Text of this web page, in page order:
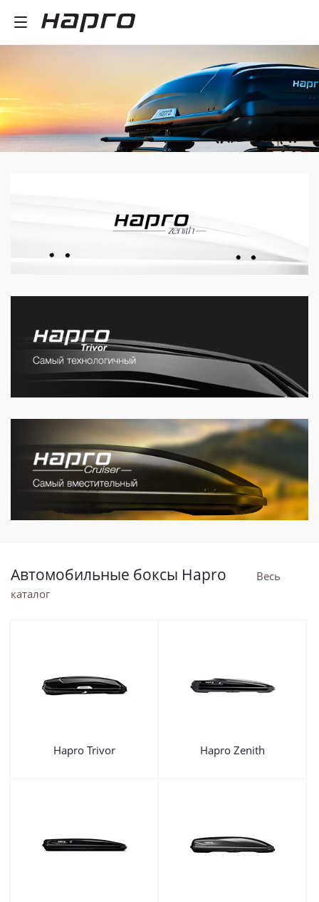
Автомобильные боксы Hapro
Весь
каталог
Hapro Trivor Hapro Zenith